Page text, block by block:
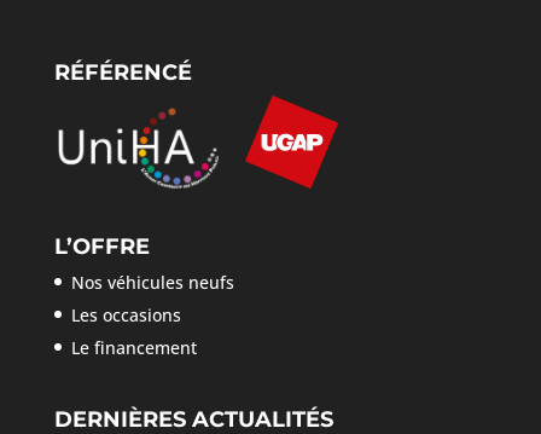
RÉFÉRENCÉ
L’OFFRE
Nos véhicules neufs
Les occasions
Le financement
DERNIÈRES ACTUALITÉS